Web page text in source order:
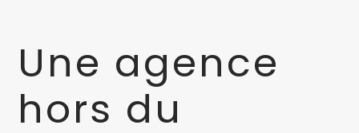
Une agence
hors du